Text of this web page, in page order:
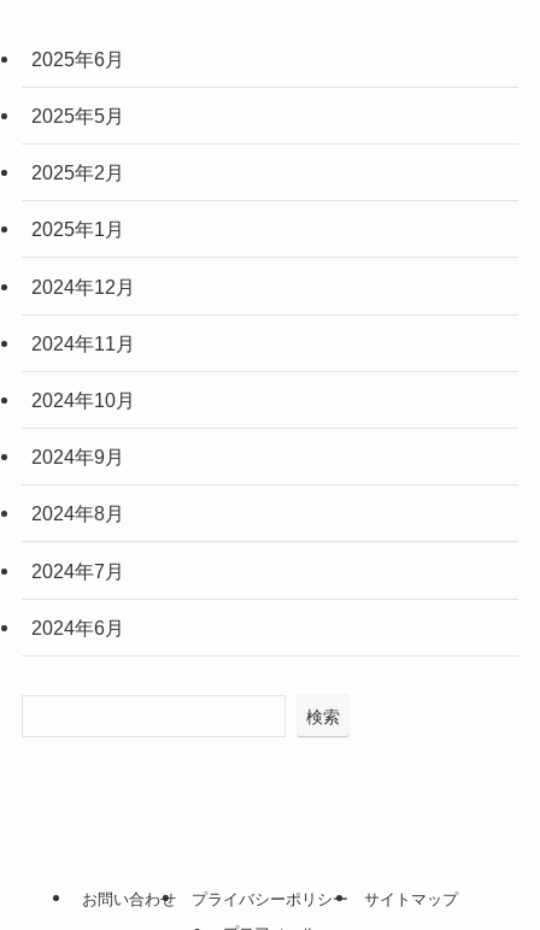
(2)
2025年6月
2025年5月
2025年2月
2025年1月
2024年12月
2024年11月
2024年10月
2024年9月
2024年8月
2024年7月
2024年6月
検索
お問い合わせ プライバシーポリシー
サイトマップ